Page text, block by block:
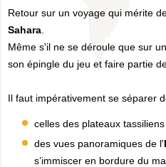
Retour sur un voyage qui mérite
Sahara
Même s'il ne se déroule que sur
son épingle du jeu et faire partie
Il faut impérativement se séparer
celles des plateaux
des vues panoramiques de l'
s’immiscer en bordure du